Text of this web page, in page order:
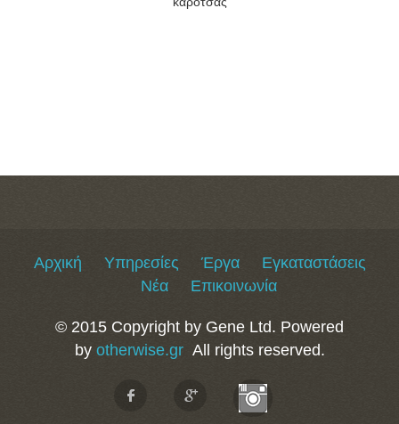
Αρχική Υπηρεσίες Έργα
Εγκαταστάσεις
Νέα
Επικοινωνία
© 2015 Copyright by Gene Ltd. Powered
by otherwise.grAll rights reserved.